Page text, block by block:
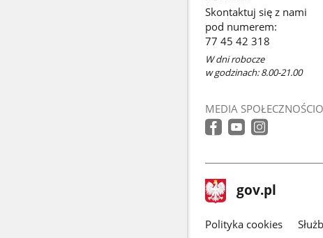
Skontaktuj się z nami
pod numerem:
77 45 42 318
W dni robocze
w godzinach: 8.00-21.00
MEDIA
stopka
gov.pl Strona
gov.pl
gov.pl
Polityka cookies